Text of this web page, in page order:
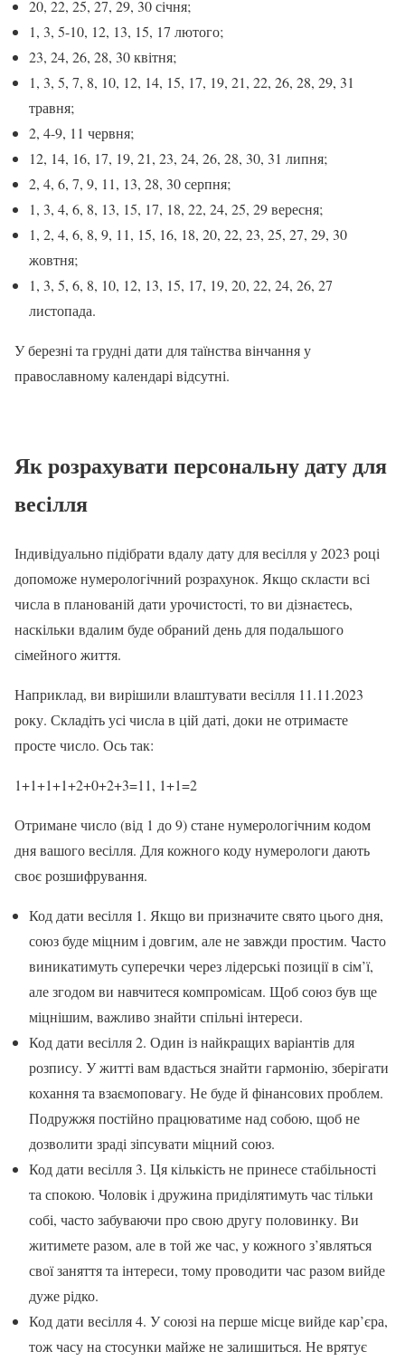
20, 22, 25, 27, 29, 30 січня;
1, 3, 5-10, 12, 13, 15, 17 лютого;
23, 24, 26, 28, 30 квітня;
1, 3, 5, 7, 8, 10, 12, 14, 15, 17, 19, 21, 22, 26, 28, 29, 31
травня;
2, 4-9, 11 червня;
12, 14, 16, 17, 19, 21, 23, 24, 26, 28, 30, 31 липня;
2, 4, 6, 7, 9, 11, 13, 28, 30 серпня;
1, 3, 4, 6, 8, 13, 15, 17, 18, 22, 24, 25, 29 вересня;
1, 2, 4, 6, 8, 9, 11, 15, 16, 18, 20, 22, 23, 25, 27, 29, 30
жовтня;
1, 3, 5, 6, 8, 10, 12, 13, 15, 17, 19, 20, 22, 24, 26, 27
листопада.
У березні та грудні дати для таїнства вінчання у
православному календарі відсутні.
Як розрахувати персональну дату для
весілля
Індивідуально підібрати вдалу дату для весілля у 2023 році
допоможе нумерологічний розрахунок. Якщо скласти всі
числа в планованій дати урочистості, то ви дізнаєтесь,
наскільки вдалим буде обраний день для подальшого
сімейного життя.
Наприклад, ви вирішили влаштувати весілля 11.11.2023
року. Складіть усі числа в цій даті, доки не отримаєте
просте число. Ось так:
1+1+1+1+2+0+2+3=11, 1+1=2
Отримане число (від 1 до 9) стане нумерологічним кодом
дня вашого весілля. Для кожного коду нумерологи дають
своє розшифрування.
Код дати весілля 1. Якщо ви призначите свято цього дня,
союз буде міцним і довгим, але не завжди простим. Часто
виникатимуть суперечки через лідерські позиції в сім’ї,
але згодом ви навчитеся компромісам. Щоб союз був ще
міцнішим, важливо знайти спільні інтереси.
Код дати весілля 2. Один із найкращих варіантів для
розпису. У житті вам вдасться знайти гармонію, зберігати
кохання та взаємоповагу. Не буде й фінансових проблем.
Подружжя постійно працюватиме над собою, щоб не
дозволити зраді зіпсувати міцний союз.
Код дати весілля 3. Ця кількість не принесе стабільності
та спокою. Чоловік і дружина приділятимуть час тільки
собі, часто забуваючи про свою другу половинку. Ви
житимете разом, але в той же час, у кожного з’являться
свої заняття та інтереси, тому проводити час разом вийде
дуже рідко.
Код дати весілля 4. У союзі на перше місце вийде кар’єра,
тож часу на стосунки майже не залишиться. Не врятує